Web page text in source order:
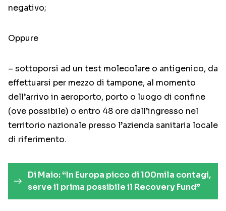
negativo;
Oppure
– sottoporsi ad un test molecolare o antigenico, da
effettuarsi per mezzo di tampone, al momento
dell’arrivo in aeroporto, porto o luogo di confine
(ove possibile) o entro 48 ore dall’ingresso nel
territorio nazionale presso l’azienda sanitaria locale
di riferimento.
Di Maio: “In Europa picco di 100mila contagi,
serve il prima possibile il Recovery Fund”